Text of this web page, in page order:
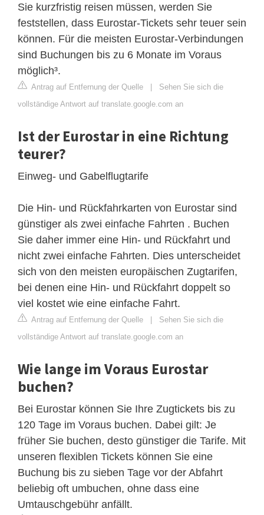
Sie kurzfristig reisen müssen, werden Sie
feststellen, dass Eurostar-Tickets sehr teuer sein
können. Für die meisten Eurostar-Verbindungen
sind Buchungen bis zu 6 Monate im Voraus
möglich³.
Antrag auf Entfernung der Quelle | Sehen Sie sich die
vollständige Antwort auf translate.google.com an
Ist der Eurostar in eine Richtung
teurer?
Einweg- und Gabelflugtarife
Die Hin- und Rückfahrkarten von Eurostar sind
günstiger als zwei einfache Fahrten . Buchen
Sie daher immer eine Hin- und Rückfahrt und
nicht zwei einfache Fahrten. Dies unterscheidet
sich von den meisten europäischen Zugtarifen,
bei denen eine Hin- und Rückfahrt doppelt so
viel kostet wie eine einfache Fahrt.
Antrag auf Entfernung der Quelle | Sehen Sie sich die
vollständige Antwort auf translate.google.com an
Wie lange im Voraus Eurostar
buchen?
Bei Eurostar können Sie Ihre Zugtickets bis zu
120 Tage im Voraus buchen. Dabei gilt: Je
früher Sie buchen, desto günstiger die Tarife. Mit
unseren flexiblen Tickets können Sie eine
Buchung bis zu sieben Tage vor der Abfahrt
beliebig oft umbuchen, ohne dass eine
Umtauschgebühr anfällt.